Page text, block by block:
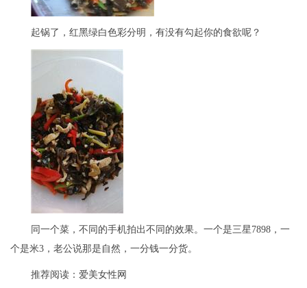
起锅了，红黑绿白色彩分明，有没有勾起你的食欲呢？
同一个菜，不同的手机拍出不同的效果。一个是三星7898，一
个是米3，老公说那是自然，一分钱一分货。
推荐阅读： 爱美女性网